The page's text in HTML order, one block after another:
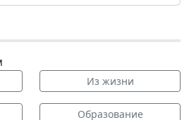
Из жизни
Образование